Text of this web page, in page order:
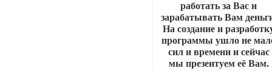
работать за Вас и
зарабатывать Вам
На создание и
программы ушло не
сил и времени и сейчас
мы презентуем её Вам.